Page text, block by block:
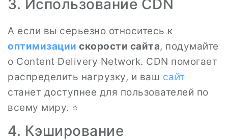
3. Использование CDN
A если вы серьезно относитесь к
оптимизации скорости сайта, подумайте
о Content Delivery Network. CDN помогает
распределить нагрузку, и ваш сайт
станет доступнее для пользователей по
всему миру. ⭐
4. Кэширование